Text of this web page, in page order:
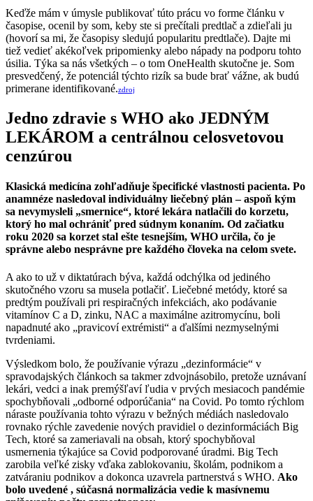
Keďže mám v úmysle publikovať túto prácu vo forme článku v
časopise, ocenil by som, keby ste si prečítali predtlač a zdieľali ju
(hovorí sa mi, že časopisy sledujú popularitu predtlače). Dajte mi
tiež vedieť akékoľvek pripomienky alebo nápady na podporu tohto
úsilia. Týka sa nás všetkých – o tom OneHealth skutočne je. Som
presvedčený, že potenciál týchto rizík sa bude brať vážne, ak budú
primerane identifikované.zdroj
Jedno zdravie s WHO ako JEDNÝM
LEKÁROM a centrálnou celosvetovou
cenzúrou
Klasická medicína zohľadňuje špecifické vlastnosti pacienta. Po
anamnéze nasledoval individuálny liečebný plán – aspoň kým
sa nevymysleli „smernice“, ktoré lekára natlačili do korzetu,
ktorý ho mal ochrániť pred súdnym konaním. Od začiatku
roku 2020 sa korzet stal ešte tesnejším, WHO určila, čo je
správne alebo nesprávne pre každého človeka na celom svete.
A ako to už v diktatúrach býva, každá odchýlka od jediného
skutočného vzoru sa musela potlačiť. Liečebné metódy, ktoré sa
predtým používali pri respiračných infekciách, ako podávanie
vitamínov C a D, zinku, NAC a maximálne azitromycínu, boli
napadnuté ako „pravicoví extrémisti“ a ďalšími nezmyselnými
tvrdeniami.
Výsledkom bolo, že používanie výrazu „dezinformácie“ v
spravodajských článkoch sa takmer zdvojnásobilo, pretože uznávaní
lekári, vedci a inak premýšľaví ľudia v prvých mesiacoch pandémie
spochybňovali „odborné odporúčania“ na Covid. Po tomto rýchlom
náraste používania tohto výrazu v bežných médiách nasledovalo
rovnako rýchle zavedenie nových pravidiel o dezinformáciách Big
Tech, ktoré sa zameriavali na obsah, ktorý spochybňoval
usmernenia týkajúce sa Covid podporované úradmi. Big Tech
zarobila veľké zisky vďaka zablokovaniu, školám, podnikom a
zatváraniu podnikov a dokonca uzavrela partnerstvá s WHO. Ako
bolo uvedené , súčasná normalizácia vedie k masívnemu